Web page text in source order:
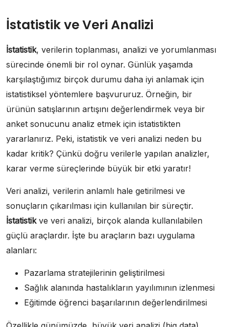
İstatistik ve Veri Analizi
İstatistik, verilerin toplanması, analizi ve yorumlanması
sürecinde önemli bir rol oynar. Günlük yaşamda
karşılaştığımız birçok durumu daha iyi anlamak için
istatistiksel yöntemlere başvururuz. Örneğin, bir
ürünün satışlarının artışını değerlendirmek veya bir
anket sonucunu analiz etmek için istatistikten
yararlanırız. Peki, istatistik ve veri analizi neden bu
kadar kritik? Çünkü doğru verilerle yapılan analizler,
karar verme süreçlerinde büyük bir etki yaratır!
Veri analizi, verilerin anlamlı hale getirilmesi ve
sonuçların çıkarılması için kullanılan bir süreçtir.
İstatistikve veri analizi, birçok alanda kullanılabilen
güçlü araçlardır. İşte bu araçların bazı uygulama
alanları:
Pazarlama stratejilerinin geliştirilmesi
Sağlık alanında hastalıkların yayılımının izlenmesi
Eğitimde öğrenci başarılarının değerlendirilmesi